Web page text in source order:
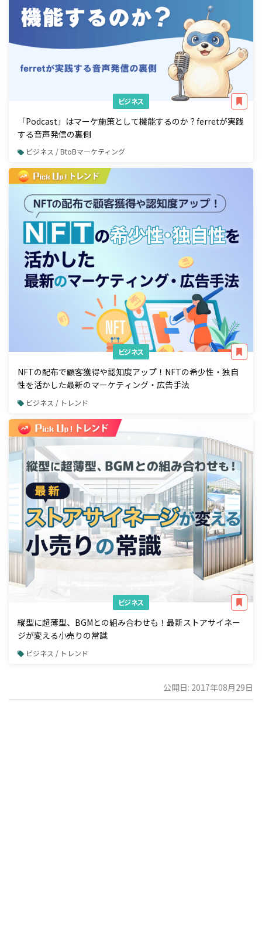
ビジネス
「Podcast」はマーケ施策として機能するのか？ferretが実践
する音声発信の裏側
ビジネス / BtoBマーケティング
ビジネス
NFTの配布で顧客獲得や認知度アップ！NFTの希少性・独自
性を活かした最新のマーケティング・広告手法
ビジネス / トレンド
ビジネス
縦型に超薄型、BGMとの組み合わせも！最新ストアサイネー
ジが変える小売りの常識
ビジネス / トレンド
公開日: 2017年08月29日